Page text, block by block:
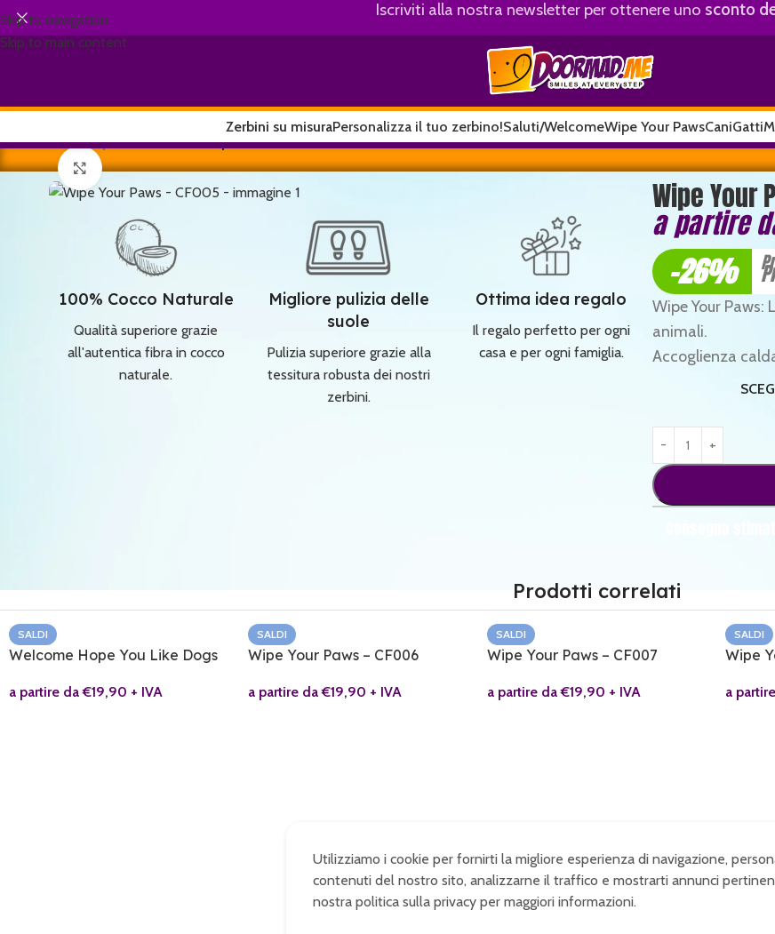
Skip to navigation
Skip to main content
Iscriviti alla nostra newsletter per ottenere uno sconto
Zerbini su misuraPersonalizza il tuo zerbino!Saluti/WelcomeWipe Your PawsCaniGatti
Home/Wipe Your Paws/Wipe Your Paws – CF005
Clicca per ingrandire
100% Cocco Naturale
Qualità superiore grazie
all'autentica fibra in cocco
naturale.
Migliore pulizia delle
suole
Pulizia superiore grazie alla
tessitura robusta dei nostri
zerbini.
Ottima idea regalo
Il regalo perfetto per ogni
casa e per ogni famiglia.
Wipe Your
a partire
-26%
Wipe Your
animali.
Accoglienza
Prodotti correlati
SALDI
Welcome Hope You Like Dogs
a partire da€19,90 + IVA
SALDI
Wipe Your Paws – CF006
a partire da€19,90 + IVA
SALDI
Wipe Your Paws – CF007
a partire da€19,90 + IVA
SALDI
Wipe
a
Utilizziamo i cookie per fornirti la migliore esperienza di navigazione,
contenuti del nostro sito, analizzarne il traffico e mostrarti annunci
nostra politica sulla privacy per maggiori informazioni.